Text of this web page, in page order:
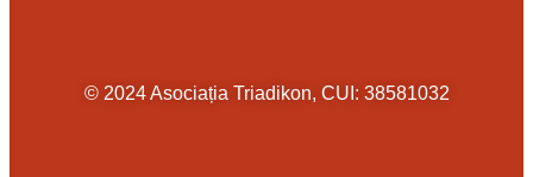
© 2024 Asociația Triadikon, CUI: 38581032